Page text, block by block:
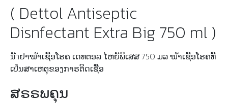
( Dettol Antiseptic
Disnfectant Extra Big 750 ml )
ນັำຢາຆັາເຊືັອໂຣຄ ເດທຕອລ ໄຫຍັພິເສສ 750 ມລ ຆັາເຊືັອໂຣຄທີັ
ເປ็ນສາເຫຕຸຂອງກາຣຕິດເຊືັອ
ສຣຣພຄຸນ